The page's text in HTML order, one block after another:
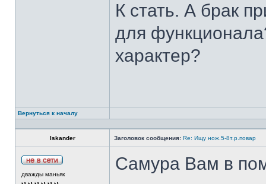
К стать. А брак
для
характер?
Вернуться к началу
Iskander Заголовок сообщения: Re: Ищу нож.5-8т.р.повар
дважды маньяк
Самура Вам в